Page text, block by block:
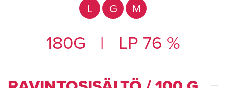
L G M
180G | LP 76 %